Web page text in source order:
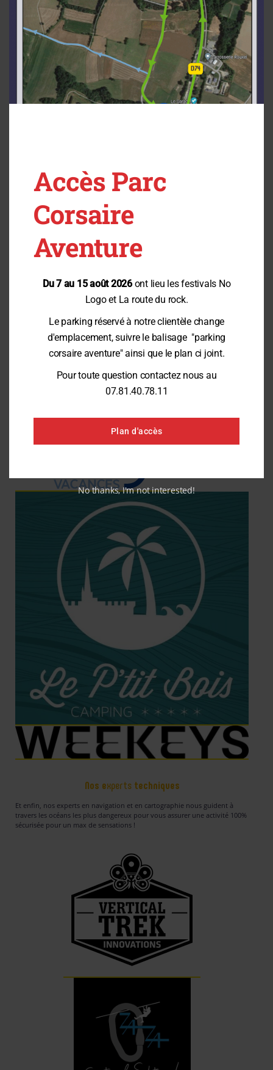
Nos experts techniques
Et enfin, nos experts en navigation et en cartographie nous guident à
travers les océans les plus dangereux pour vous assurer une activité 100%
sécurisée pour un max de sensations !
Accès Parc
Corsaire
Aventure
Du 7 au 15 août 2026ont lieu les festivals No
Logo et La route du rock.
Le parking réservé à notre clientèle change
d'emplacement, suivre le balisage "parking
corsaire aventure" ainsi que le plan ci joint.
Pour toute question contactez nous au
07.81.40.78.11
Plan d'accès
No thanks, I'm not interested!